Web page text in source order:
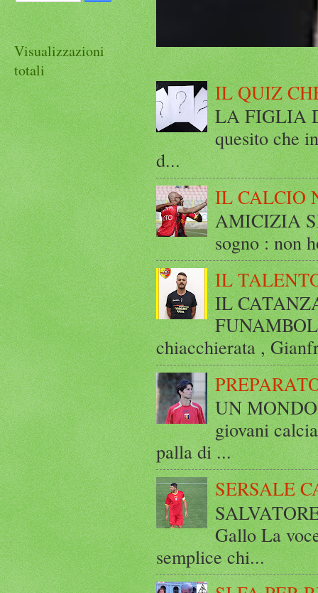
IL QUIZ
LA FIGLIA
quesito che
d...
IL CALCIO
AMICIZIA
sogno : non
IL
IL
chiacchierata ,
UN
giovani
palla di ...
SERSALE
Gallo La
semplice chi...
Visualizzazioni
totali